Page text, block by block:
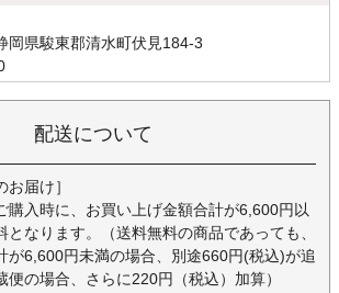
岡県駿東郡清水町伏見184-3
配送について
お届け］
購入時に、お買い上げ金額合計が6,600円以
となります。（送料無料の商品であっても、
が6,600円未満の場合、別途660円(税込)が追
便の場合、さらに220円（税込）加算）